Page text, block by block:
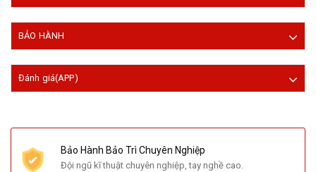
BẢO HÀNH
Đánh giá(APP)
Bảo Hành Bảo Trì Chuyên Nghiệp
Đội ngũ kĩ thuật chuyên nghiệp, tay nghề cao.